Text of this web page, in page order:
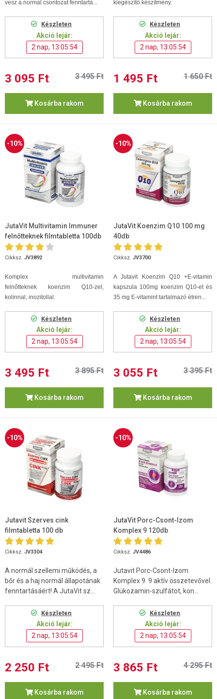
vesz a normál csontozat fenntartá...
Készleten
Akció lejár:
2 nap, 13:05:53
3 095 Ft 3 495 Ft
Kosárba rakom
kiegészítő készítmény.
Készleten
Akció lejár:
2 nap, 13:05:53
1 495 Ft 1 650 Ft
Kosárba rakom
-10%
JutaVit Multivitamin Immuner
felnőtteknek filmtabletta 100db
Cikksz. JV3892
Komplex multivitamin
felnőtteknek koenzim Q10-zel,
kolinnal, inozitollal.
Készleten
Akció lejár:
2 nap, 13:05:53
3 495 Ft 3 895 Ft
Kosárba rakom
-10%
JutaVit Koenzim Q10 100 mg
40db
Cikksz. JV3700
A Jutavit Koenzim Q10 +E-vitamin
kapszula 100mg koenzim Q10-et és
35 mg E-vitamint tartalmazó étren...
Készleten
Akció lejár:
2 nap, 13:05:53
3 055 Ft 3 395 Ft
Kosárba rakom
-10%
Jutavit Szerves cink
filmtabletta 100 db
Cikksz. JV3304
A normál szellemi működés, a
bőr és a haj normál állapotának
fenntartásáért! A JutaVit sz...
Készleten
Akció lejár:
2 nap, 13:05:53
2 250 Ft 2 495 Ft
Kosárba rakom
-10%
JutaVit Porc-Csont-Izom
Komplex 9 120db
Cikksz. JV4486
Jutavit Porc-Csont-Izom
Komplex 9. 9 aktív összetevővel.
Glükozamin-szulfátot, kon...
Készleten
Akció lejár:
2 nap, 13:05:53
3 865 Ft 4 295 Ft
Kosárba rakom